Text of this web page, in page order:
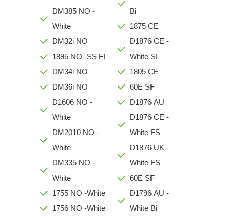
DM385 NO -
White
DM32i NO
1895 NO -SS FI
DM34i NO
DM36i NO
D1606 NO -
White
DM2010 NO -
White
DM335 NO -
White
1755 NO -White
1756 NO -White
Bi
1875 CE
D1876 CE -
White SI
1805 CE
60E SF
D1876 AU
D1876 CE -
White FS
D1876 UK -
White FS
60E SF
D1796 AU -
White Bi